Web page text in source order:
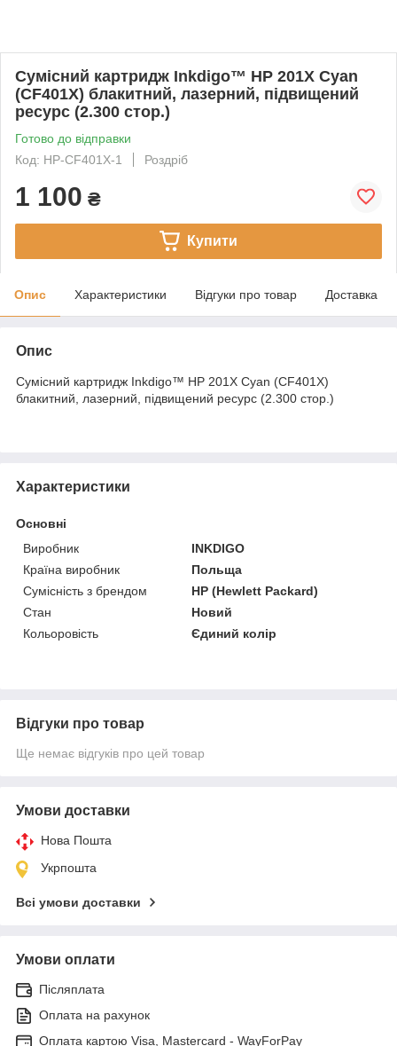
Сумісний картридж Inkdigo™ HP 201X Cyan
(CF401X) блакитний, лазерний, підвищений
ресурс (2.300 стор.)
Готово до відправки
Код: HP-CF401X-1
Роздріб
1 100 ₴
Купити
Опис Характеристики Відгуки про товар Доставка
Опис
Сумісний картридж Inkdigo™ HP 201X Cyan (CF401X)
блакитний, лазерний, підвищений ресурс (2.300 стор.)
Характеристики
Основні
Виробник
INKDIGO
Країна виробник
Польща
Сумісність з брендом
HP (Hewlett Packard)
Стан
Новий
Кольоровість
Єдиний колір
Відгуки про товар
Ще немає відгуків про цей товар
Умови доставки
Нова Пошта
Укрпошта
Всі умови доставки
Умови оплати
Післяплата
Оплата на рахунок
Оплата картою Visa, Mastercard - WayForPay